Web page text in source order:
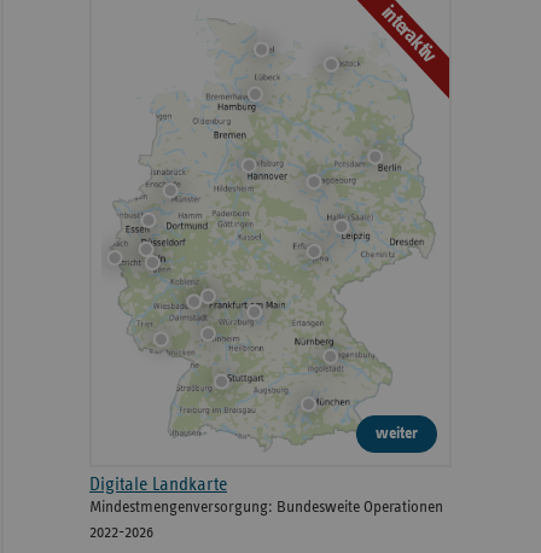
interaktiv
weiter
Digitale Landkarte
Mindestmengenversorgung: Bundesweite Operationen
2022-2026